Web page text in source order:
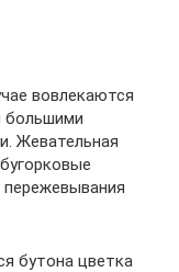
вовлекаются
большими
Жевательная
бутона цветка